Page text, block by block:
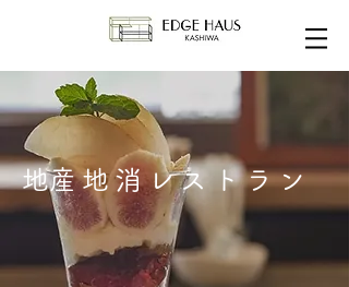
​地産地消レストラン